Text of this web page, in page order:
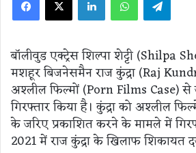
बॉलीवुड एक्ट्रेस शिल्पा शेट्टी (Shilpa
मशहूर बिजनेसमैन राज कुंद्रा (Raj
अश्लील फिल्मों (Porn Films Case)
गिरफ्तार किया है। कुंद्रा को अश्लील
के जरिए प्रकाशित करने के मामले में
2021 में राज कुंद्रा के खिलाफ शिकायत